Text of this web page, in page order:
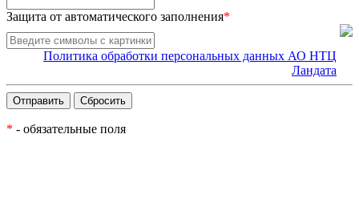
Защита от автоматического заполнения*
Политика обработки персональных данных АО НТЦ
Ландата
* - обязательные поля